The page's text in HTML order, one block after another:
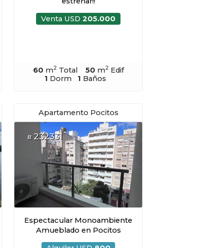
Venta USD 205.000
60 m2Total 50 m2Edif
1 Dorm 1 Baños
Apartamento Pocitos
# 232331
Espectacular Monoambiente
Amueblado en Pocitos